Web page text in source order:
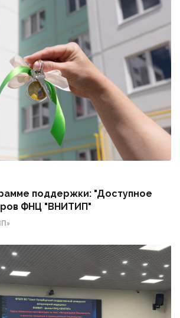
поддержки: "Доступное
ФНЦ "ВНИТИП"